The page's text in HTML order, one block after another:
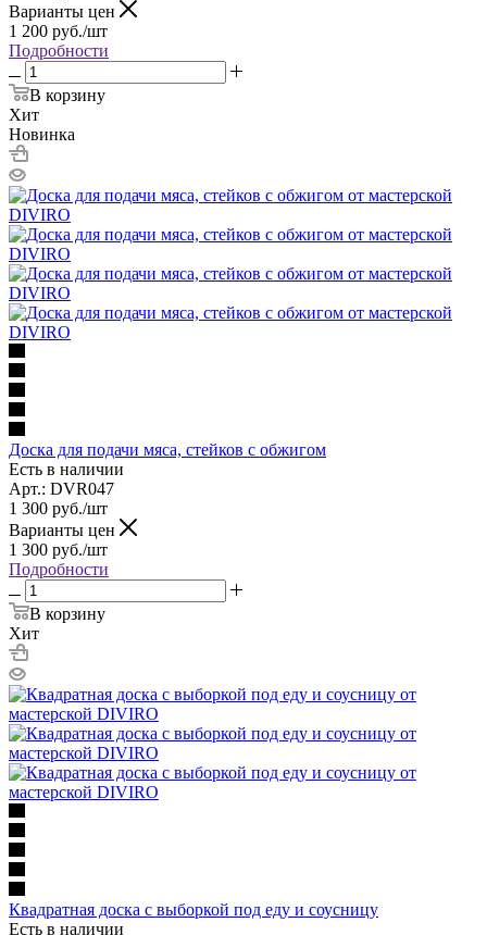
Варианты цен
1 200 руб./шт
Подробности
В корзину
Хит
Новинка
Доска для подачи мяса, стейков с обжигом
Есть в наличии
Арт.: DVR047
1 300 руб./шт
Варианты цен
1 300 руб./шт
Подробности
В корзину
Хит
Квадратная доска с выборкой под еду и соусницу
Есть в наличии